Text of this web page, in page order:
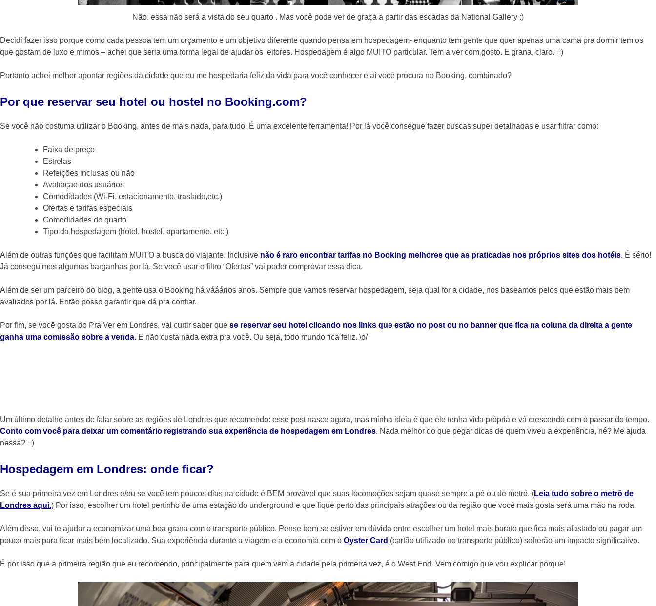
Não, essa não será a vista do seu quarto . Mas você pode ver de graça a partir das escadas da National Gallery ;)
Decidi fazer isso porque como cada pessoa tem um orçamento e um objetivo diferente quando pensa em hospedagem- enquanto tem gente que quer apenas uma cama pra dormir tem os
que gostam de luxo e mimos – achei que seria uma forma legal de ajudar os leitores. Hospedagem é algo MUITO particular. Tem a ver com gosto. E grana, claro. =)
Portanto achei melhor apontar regiões da cidade que eu me hospedaria feliz da vida para você conhecer e aí você procura no Booking, combinado?
Por que reservar seu hotel ou hostel no Booking.com?
Se você não costuma utilizar o Booking, antes de mais nada, para tudo. É uma excelente ferramenta! Por lá você consegue fazer buscas super detalhadas e usar filtrar como:
Faixa de preço
Estrelas
Refeições inclusas ou não
Avaliação dos usuários
Comodidades (Wi-Fi, estacionamento, traslado,etc.)
Ofertas e tarifas especiais
Comodidades do quarto
Tipo da hospedagem (hotel, hostel, apartamento, etc.)
Além de outras funções que facilitam MUITO a busca do viajante. Inclusive não é raro encontrar tarifas no Booking melhores que as praticadas nos próprios sites dos hotéis. É sério!
Já conseguimos algumas barganhas por lá. Se você usar o filtro “Ofertas” vai poder comprovar essa dica.
Além de ser um parceiro do blog, a gente usa o Booking há vááários anos. Sempre que vamos reservar hospedagem, seja qual for a cidade, nos baseamos pelos que estão mais bem
avaliados por lá. Então posso garantir que dá pra confiar.
Por fim, se você gosta do Pra Ver em Londres, vai curtir saber que se reservar seu hotel clicando nos links que estão no post ou no banner que fica na coluna da direita a gente
ganha uma comissão sobre a venda. E não custa nada extra pra você. Ou seja, todo mundo fica feliz. \o/
Um último detalhe antes de falar sobre as regiões de Londres que recomendo: esse post nasce agora, mas minha ideia é que ele tenha vida própria e vá crescendo com o passar do tempo.
Conto com você para deixar um comentário registrando sua experiência de hospedagem em Londres. Nada melhor do que pegar dicas de quem viveu a experiência, né? Me ajuda
nessa? =)
Hospedagem em Londres: onde ficar?
Se é sua primeira vez em Londres e/ou se você tem poucos dias na cidade é BEM provável que suas locomoções sejam quase sempre a pé ou de metrô. (Leia tudo sobre o metrô de
Londres aqui.) Por isso, escolher um hotel pertinho de uma estação do underground e que fique perto das principais atrações ou da região que você mais gosta será uma mão na roda.
Além disso, vai te ajudar a economizar uma boa grana com o transporte público. Pense bem se estiver em dúvida entre escolher um hotel mais barato que fica mais afastado ou pagar um
pouco mais para ficar mais bem localizado. Sua experiência durante a viagem e a economia com o Oyster Card (cartão utilizado no transporte público) sofrerão um impacto significativo.
É por isso que a primeira região que eu recomendo, principalmente para quem vem a cidade pela primeira vez, é o West End. Vem comigo que vou explicar porque!